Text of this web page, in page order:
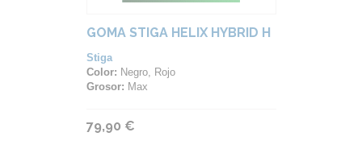
GOMA STIGA HELIX HYBRID H
Stiga
Color: Negro, Rojo
Grosor: Max
79,90 €